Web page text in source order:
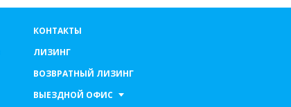
КОНТАКТЫ
ЛИЗИНГ
ВОЗВРАТНЫЙ ЛИЗИНГ
ВЫЕЗДНОЙ ОФИС